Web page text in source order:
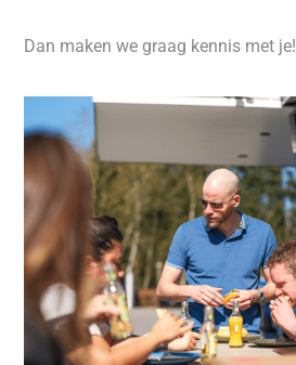
Dan maken we graag kennis met je!